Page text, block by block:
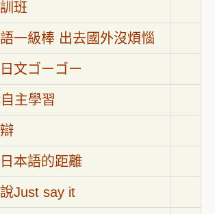
班
一級棒 出去國外沒煩惱
文ゴーゴー
主學習
本語的距離
Just say it